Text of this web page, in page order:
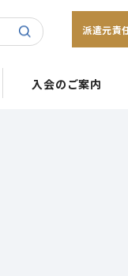
派遣元責
入会のご案内